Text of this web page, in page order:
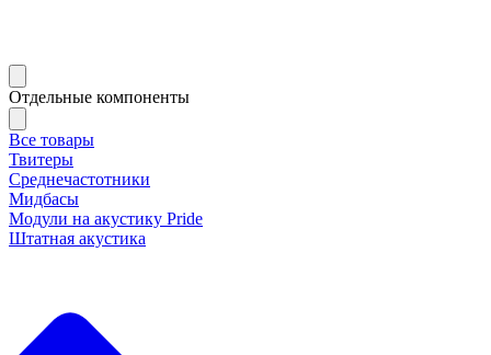
Отдельные компоненты
Все товары
Твитеры
Среднечастотники
Мидбасы
Модули на акустику Pride
Штатная акустика